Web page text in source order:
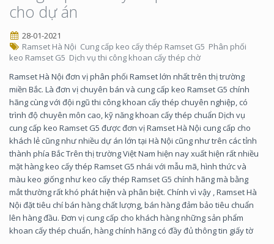
cho dự án
28-01-2021
Ramset Hà Nội Cung cấp keo cấy thép Ramset G5 Phân phối
keo Ramset G5 Dịch vụ thi công khoan cấy thép chờ
Ramset Hà Nội đơn vị phân phối Ramset lớn nhất trên thị trường
miền Bắc. Là đơn vị chuyên bán và cung cấp keo Ramset G5 chính
hãng cùng với đội ngũ thi công khoan cấy thép chuyên nghiệp, có
trình độ chuyên môn cao, kỹ năng khoan cấy thép chuẩn Dịch vụ
cung cấp keo Ramset G5 được đơn vị Ramset Hà Nội cung cấp cho
khách lẻ cũng như nhiều dự án lớn tại Hà Nội cũng như trên các tỉnh
thành phía Bắc Trên thị trường Việt Nam hiện nay xuất hiện rất nhiều
mặt hàng keo cấy thép Ramset G5 nhái với mẫu mã, hình thức và
màu keo giống như keo cấy thép Ramset G5 chính hãng mà bằng
mắt thường rất khó phát hiện và phân biệt. Chính vì vậy , Ramset Hà
Nội đặt tiêu chí bán hàng chất lượng, bán hàng đảm bảo tiêu chuẩn
lên hàng đầu. Đơn vị cung cấp cho khách hàng những sản phẩm
khoan cấy thép chuẩn, hàng chính hãng có đầy đủ thông tin giấy tờ